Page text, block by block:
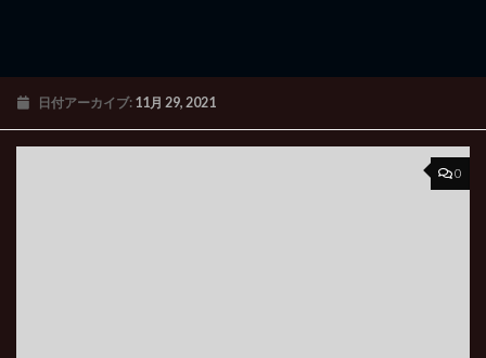
日付アーカイブ: 11月 29, 2021
0